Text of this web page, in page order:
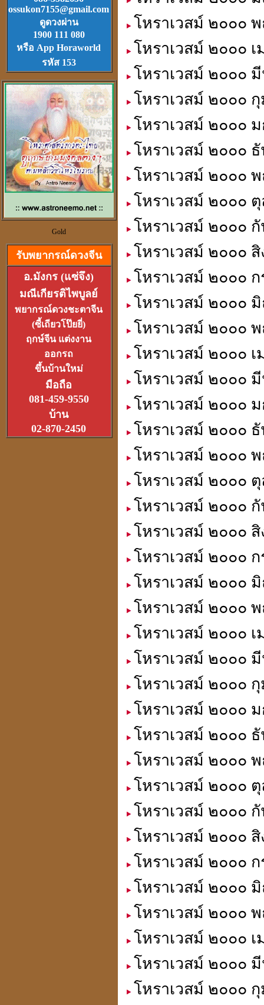
Downloadฟรี.
ตลับเมตรไฮเทค (ดีที่สุดใน
โลก)วัดได้ยาวไกลที่สุด
วัตุถุมงคล
เสริมดวง แก้ชง
สะเดาะเคาะห์ ต่อชะตา
ดวงจีนและฮวงจุ้ย
ที่เป็นวิทยาศาสตร์
อาจารย์อ๊อดวัดสายไหม
เจ้าตำรับตระกรุดลูกปืน
(1ส.ค.2550)
หลวงหนุ่ย
ที่สุดแห่งเจ้าพิธีเทวาภิเษก
จตุคามราเทพ27 มิ.ย.2550
ossukon7155@gmail.com
ดูดวงผ่าน
1900 111 080
หรือ App Horaworld
รหัส 153
Gold
รับพยากรณ์ดวงจีน
อ.มังกร (แซ่จึง)
มณีเกียรติไพบูลย์
พยากรณ์ดวงชะตาจีน
(ซี้เถียวโป๊ยยี่)
ฤกษ์จีน แต่งงาน
ออกรถ
ขึ้นบ้านใหม่
มือถือ
081-459-9550
บ้าน
02-870-2450
โหราเวสม์ ๒๐๐๐
โหราเวสม์ ๒๐๐๐
โหราเวสม์ ๒๐๐๐
โหราเวสม์ ๒๐๐๐
โหราเวสม์ ๒๐๐๐
โหราเวสม์ ๒๐๐๐
โหราเวสม์ ๒๐๐๐
โหราเวสม์ ๒๐๐๐
โหราเวสม์ ๒๐๐๐
โหราเวสม์ ๒๐๐๐
โหราเวสม์ ๒๐๐๐
โหราเวสม์ ๒๐๐๐
โหราเวสม์ ๒๐๐๐
โหราเวสม์ ๒๐๐๐
โหราเวสม์ ๒๐๐๐
โหราเวสม์ ๒๐๐๐
โหราเวสม์ ๒๐๐๐
โหราเวสม์ ๒๐๐๐
โหราเวสม์ ๒๐๐๐
โหราเวสม์ ๒๐๐๐
โหราเวสม์ ๒๐๐๐
โหราเวสม์ ๒๐๐๐
โหราเวสม์ ๒๐๐๐
โหราเวสม์ ๒๐๐๐
โหราเวสม์ ๒๐๐๐
โหราเวสม์ ๒๐๐๐
โหราเวสม์ ๒๐๐๐
โหราเวสม์ ๒๐๐๐
โหราเวสม์ ๒๐๐๐
โหราเวสม์ ๒๐๐๐
โหราเวสม์ ๒๐๐๐
โหราเวสม์ ๒๐๐๐
โหราเวสม์ ๒๐๐๐
โหราเวสม์ ๒๐๐๐
โหราเวสม์ ๒๐๐๐
โหราเวสม์ ๒๐๐๐
โหราเวสม์ ๒๐๐๐
โหราเวสม์ ๒๐๐๐
โหราเวสม์ ๒๐๐๐